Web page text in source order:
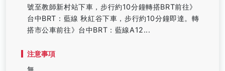
號至教師新村站下車，步行約10分鐘轉搭BRT前往》
台中BRT：藍線 秋紅谷下車，步行約10分鐘即達。轉
搭市公車前往》台中BRT：藍線A12...
注意事項
無